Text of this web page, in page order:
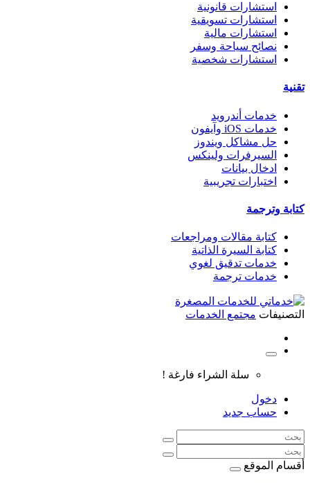
استشارات قانونية
استشارات تسويقية
استشارات مالية
نصائح سياحة وسفر
استشارات شخصية
تقنية
خدمات أندرويد
خدمات iOS وآيفون
حل مشاكل ويندوز
السيرفرات ولينكس
ادخال بيانات
اختبارات تجريبية
كتابة وترجمة
كتابة مقالات ومراجعات
كتابة السيرة الذاتية
خدمات تدقيق لغوي
خدمات ترجمة
التصنيفات مجتمع الخدمات
سلة الشراء فارغة !
دخول
حساب جديد
أقسام الموقع